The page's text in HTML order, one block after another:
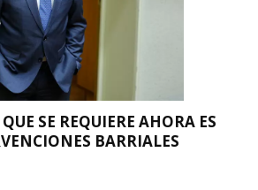
SE REQUIERE AHORA ES
BARRIALES